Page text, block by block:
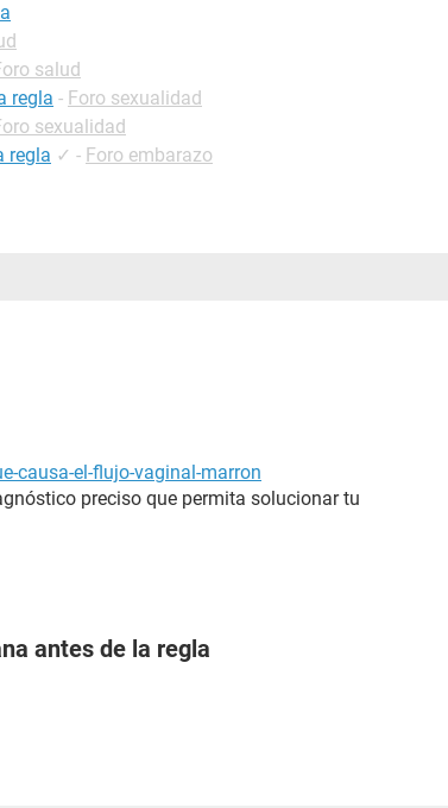
salud
regla - Foro sexualidad
sexualidad
regla ✓ - Foro embarazo
causa-el-flujo-vaginal-marron
preciso que permita solucionar tu
antes de la regla